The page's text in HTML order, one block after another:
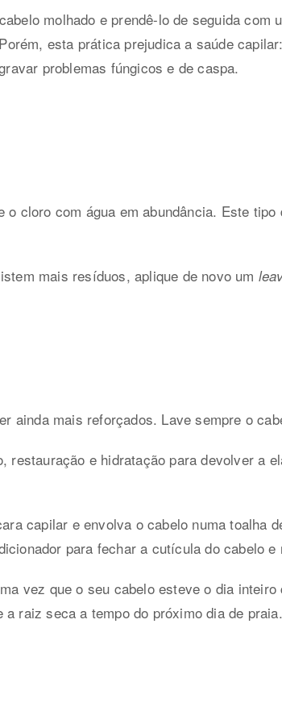
molhado e prendê-lo de seguida com
esta prática prejudica a saúde
problemas fúngicos e de caspa.
cloro com água em abundância. Este
mais resíduos, aplique de novo um
ainda mais reforçados. Lave sempre o
restauração e hidratação para devolver a
capilar e envolva o cabelo numa toalha
para fechar a cutícula do cabelo
vez que o seu cabelo esteve o dia
raiz seca a tempo do próximo dia de praia.